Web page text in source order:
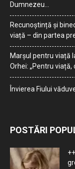
Dumnezeu…
Recunoștință și
viață – din partea
Marșul pentru viață
Orhei: „Pentru viață,
Învierea Fiului
POSTĂRI